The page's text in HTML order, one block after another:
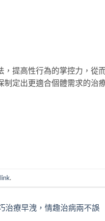
，提高性行為的掌控力，從
定出更適合個體需求的治
.
治療早洩，情趣治病兩不誤